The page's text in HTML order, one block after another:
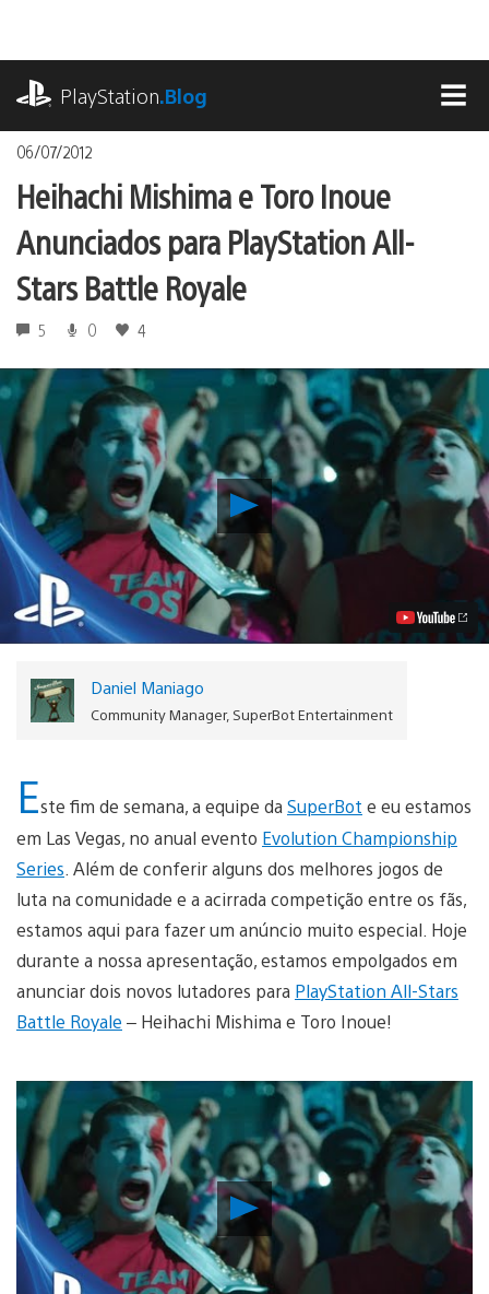
o
conteúdoPlayStation.Blog
06/07/2012
Heihachi Mishima e Toro Inoue
Anunciados para PlayStation All-
Stars Battle Royale
5 0 4
Reproduzir
Heihachi
Mishima
e
Toro
Inoue
Anunciados
para
Battle
Daniel Maniago
Community Manager, SuperBot Entertainment
Este fim de semana, a equipe da SuperBot e eu estamos
em Las Vegas, no anual evento Evolution Championship
Series . Além de conferir alguns dos melhores jogos de
luta na comunidade e a acirrada competição entre os fãs,
estamos aqui para fazer um anúncio muito especial. Hoje
durante a nossa apresentação, estamos empolgados em
anunciar dois novos lutadores para PlayStation All-Stars
Battle Royale – Heihachi Mishima e Toro Inoue!
Reproduzir
Vídeo